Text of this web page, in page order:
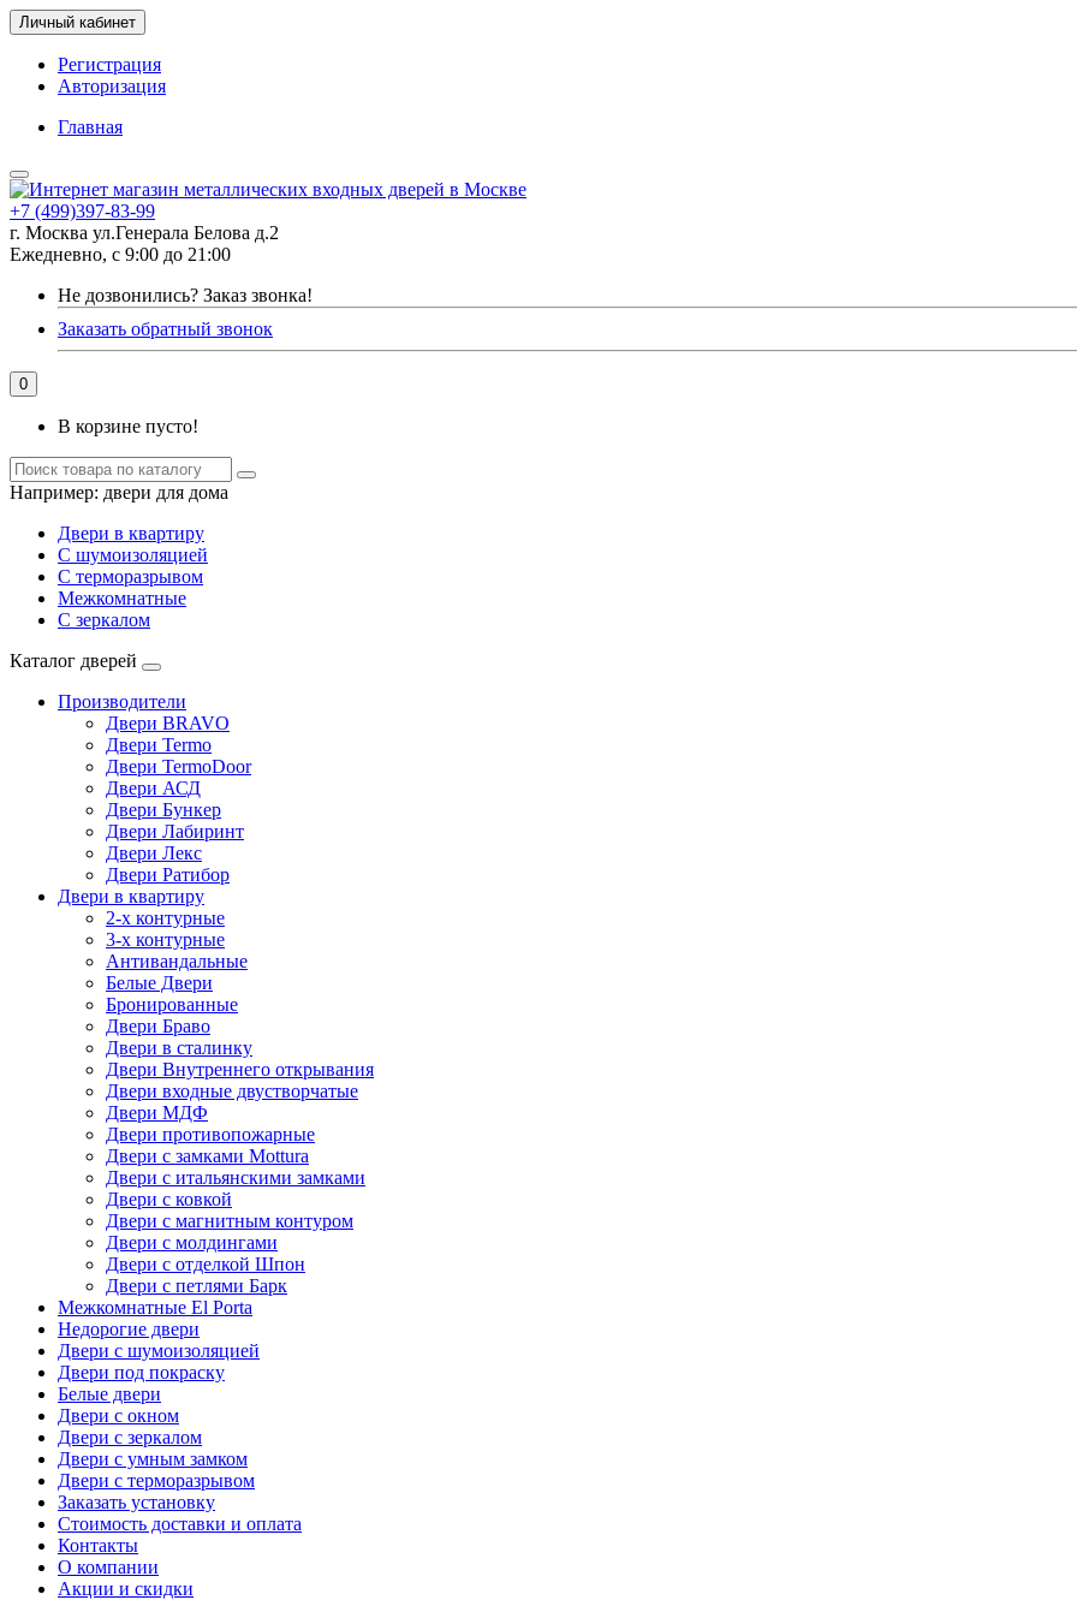
Личный кабинет
Регистрация
Авторизация
Главная
+7 (499)397-83-99
г. Москва ул.Генерала Белова д.2
Ежедневно, с 9:00 до 21:00
Не дозвонились? Заказ звонка!
Заказать обратный звонок
0
В корзине пусто!
Например: двери для дома
Двери в квартиру
С шумоизоляцией
С терморазрывом
Межкомнатные
С зеркалом
Каталог дверей
Производители
Двери BRAVO
Двери Termo
Двери TermoDoor
Двери АСД
Двери Бункер
Двери Лабиринт
Двери Лекс
Двери Ратибор
Двери в квартиру
2-х контурные
3-х контурные
Антивандальные
Белые Двери
Бронированные
Двери Браво
Двери в сталинку
Двери Внутреннего открывания
Двери входные двустворчатые
Двери МДФ
Двери противопожарные
Двери с замками Mottura
Двери с итальянскими замками
Двери с ковкой
Двери с магнитным контуром
Двери с молдингами
Двери с отделкой Шпон
Двери с петлями Барк
Межкомнатные El Porta
Недорогие двери
Двери с шумоизоляцией
Двери под покраску
Белые двери
Двери с окном
Двери с зеркалом
Двери с умным замком
Двери с терморазрывом
Заказать установку
Стоимость доставки и оплата
Контакты
О компании
Акции и скидки